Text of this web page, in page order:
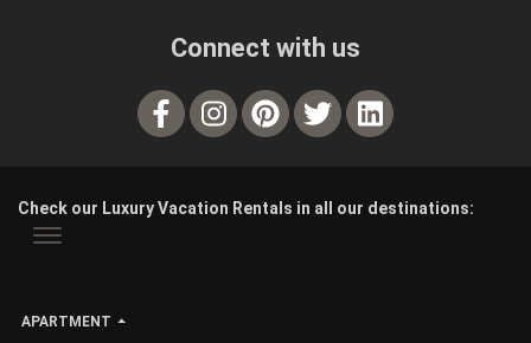
Connect with us
Check our Luxury Vacation Rentals in all our destinations:
APARTMENT